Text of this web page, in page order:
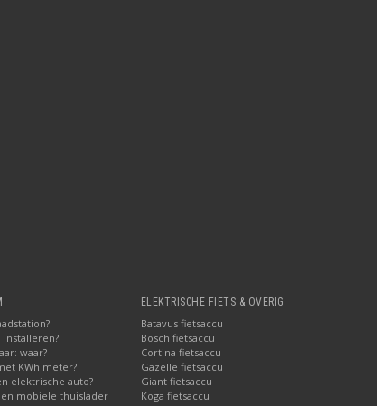
installeren?
waar?
KWh meter?
elektrische auto?
mobiele thuislader
ELEKTRISCHE FIETS & OVERIG
Batavus fietsaccu
Bosch fietsaccu
Cortina fietsaccu
Gazelle fietsaccu
Giant fietsaccu
Koga fietsaccu